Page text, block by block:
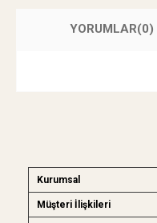
YORUMLAR(0)
Kurumsal
Müşteri İlişkileri